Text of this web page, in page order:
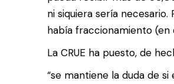
ni siquiera sería
había fraccionamiento (en
La CRUE ha puesto, de
“se mantiene la duda de